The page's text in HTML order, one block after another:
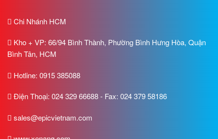
Chi Nhánh HCM
Kho + VP: 66/94 Bình Thành, Phường Bình Hưng Hòa, Quận
Bình Tân, HCM
Hotline: 0915 385088
Điện Thoại: 024 329 66688 - Fax: 024 379 58186
sales@epicvietnam.com